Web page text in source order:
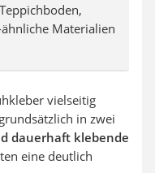
Materialien
vielseitig
in zwei
dauerhaft klebende
eine deutlich